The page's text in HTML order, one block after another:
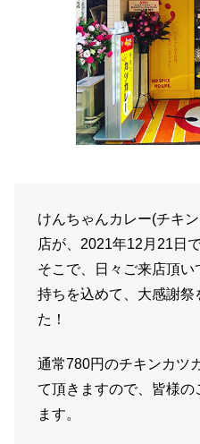
けんちゃんカレー(チキ
店が、2021年12月21日
そこで、日々ご来店頂
持ちを込めて、大感謝祭
た！
通常780円のチキンカツ
て頂きますので、皆様の
ます。